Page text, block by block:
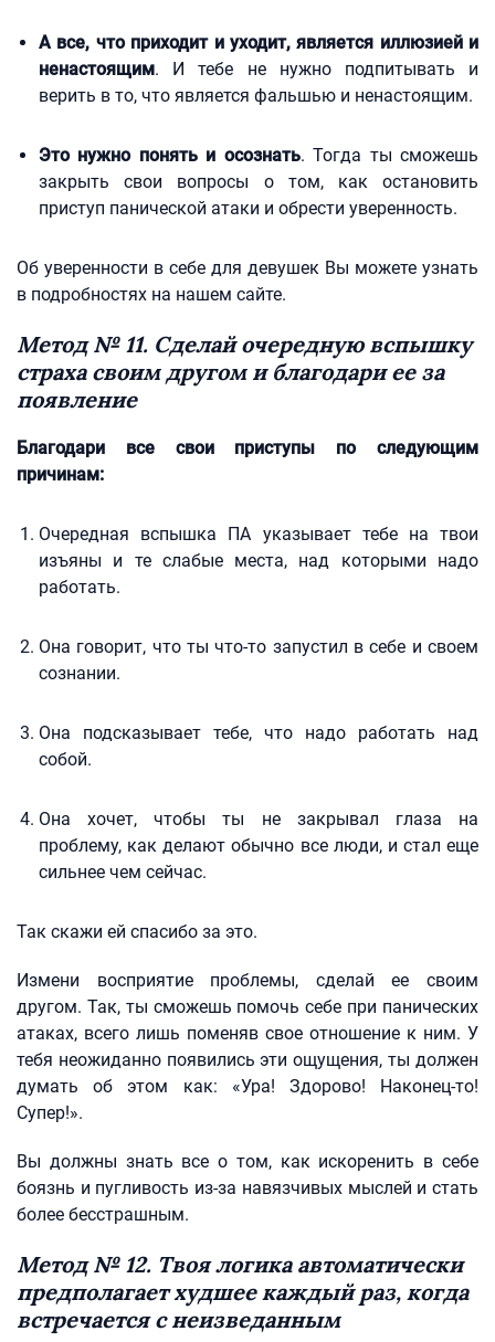
А все, что приходит и уходит, является иллюзией и
ненастоящим. И тебе не нужно подпитывать и
верить в то, что является фальшью и ненастоящим.
Это нужно понять и осознать. Тогда ты сможешь
закрыть свои вопросы о том, как остановить
приступ панической атаки и обрести уверенность.
Об уверенности в себе для девушек Вы можете узнать
в подробностях на нашем сайте.
Метод № 11. Сделай очередную вспышку
страха своим другом и благодари ее за
появление
Благодари все свои приступы по следующим
причинам:
Очередная вспышка ПА указывает тебе на твои
изъяны и те слабые места, над которыми надо
работать.
Она говорит, что ты что-то запустил в себе и своем
сознании.
Она подсказывает тебе, что надо работать над
собой.
Она хочет, чтобы ты не закрывал глаза на
проблему, как делают обычно все люди, и стал еще
сильнее чем сейчас.
Так скажи ей спасибо за это.
Измени восприятие проблемы, сделай ее своим
другом. Так, ты сможешь помочь себе при панических
атаках, всего лишь поменяв свое отношение к ним. У
тебя неожиданно появились эти ощущения, ты должен
думать об этом как: «Ура! Здорово! Наконец-то!
Супер!».
Вы должны знать все о том, как искоренить в себе
боязнь и пугливость из-за навязчивых мыслей и стать
более бесстрашным.
Метод № 12. Твоя логика автоматически
предполагает худшее каждый раз, когда
встречается с неизведанным